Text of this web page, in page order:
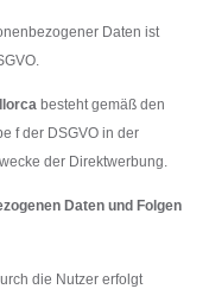
Daten ist
besteht gemäß den
f der DSGVO in der
der Direktwerbung.
Daten und Folgen
die Nutzer erfolgt